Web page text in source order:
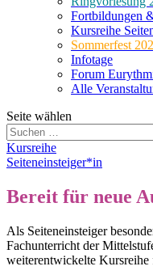
Fortbildungen
Kursreihe
Sommerfest
Infotage
Forum
Alle
Seite wählen
Kursreihe
Seiteneinsteiger*in
Bereit für neue
Als Seiteneinsteiger
Fachunterricht der
weiterentwickelte Kursreihe